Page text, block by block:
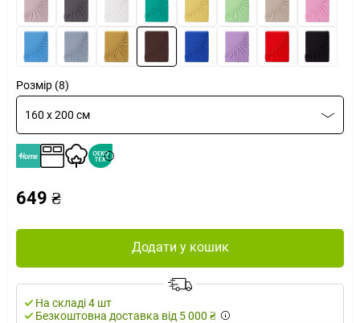
Розмір (8)
160 x 200 см
649 ₴
Додати у кошик
На складі 4 шт
Безкоштовна доставка від 5 000 ₴